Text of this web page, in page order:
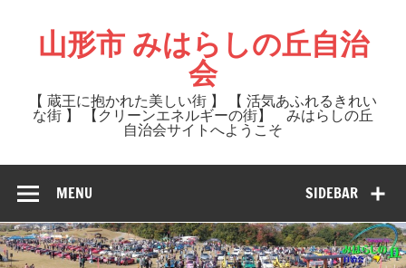
content山形市 みはらしの丘自治
会
【 蔵王に抱かれた美しい街 】 【 活気あふれるきれい
な街 】 【クリーンエネルギーの街】 みはらしの丘
自治会サイトへようこそ
SIDEBAR
MENU